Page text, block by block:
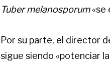
Tuber melanosporum«se
Por su parte, el director
sigue siendo «potenciar